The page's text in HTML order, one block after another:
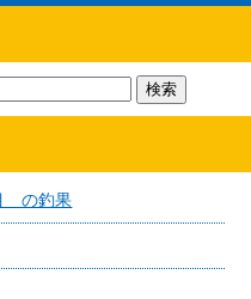
の釣果